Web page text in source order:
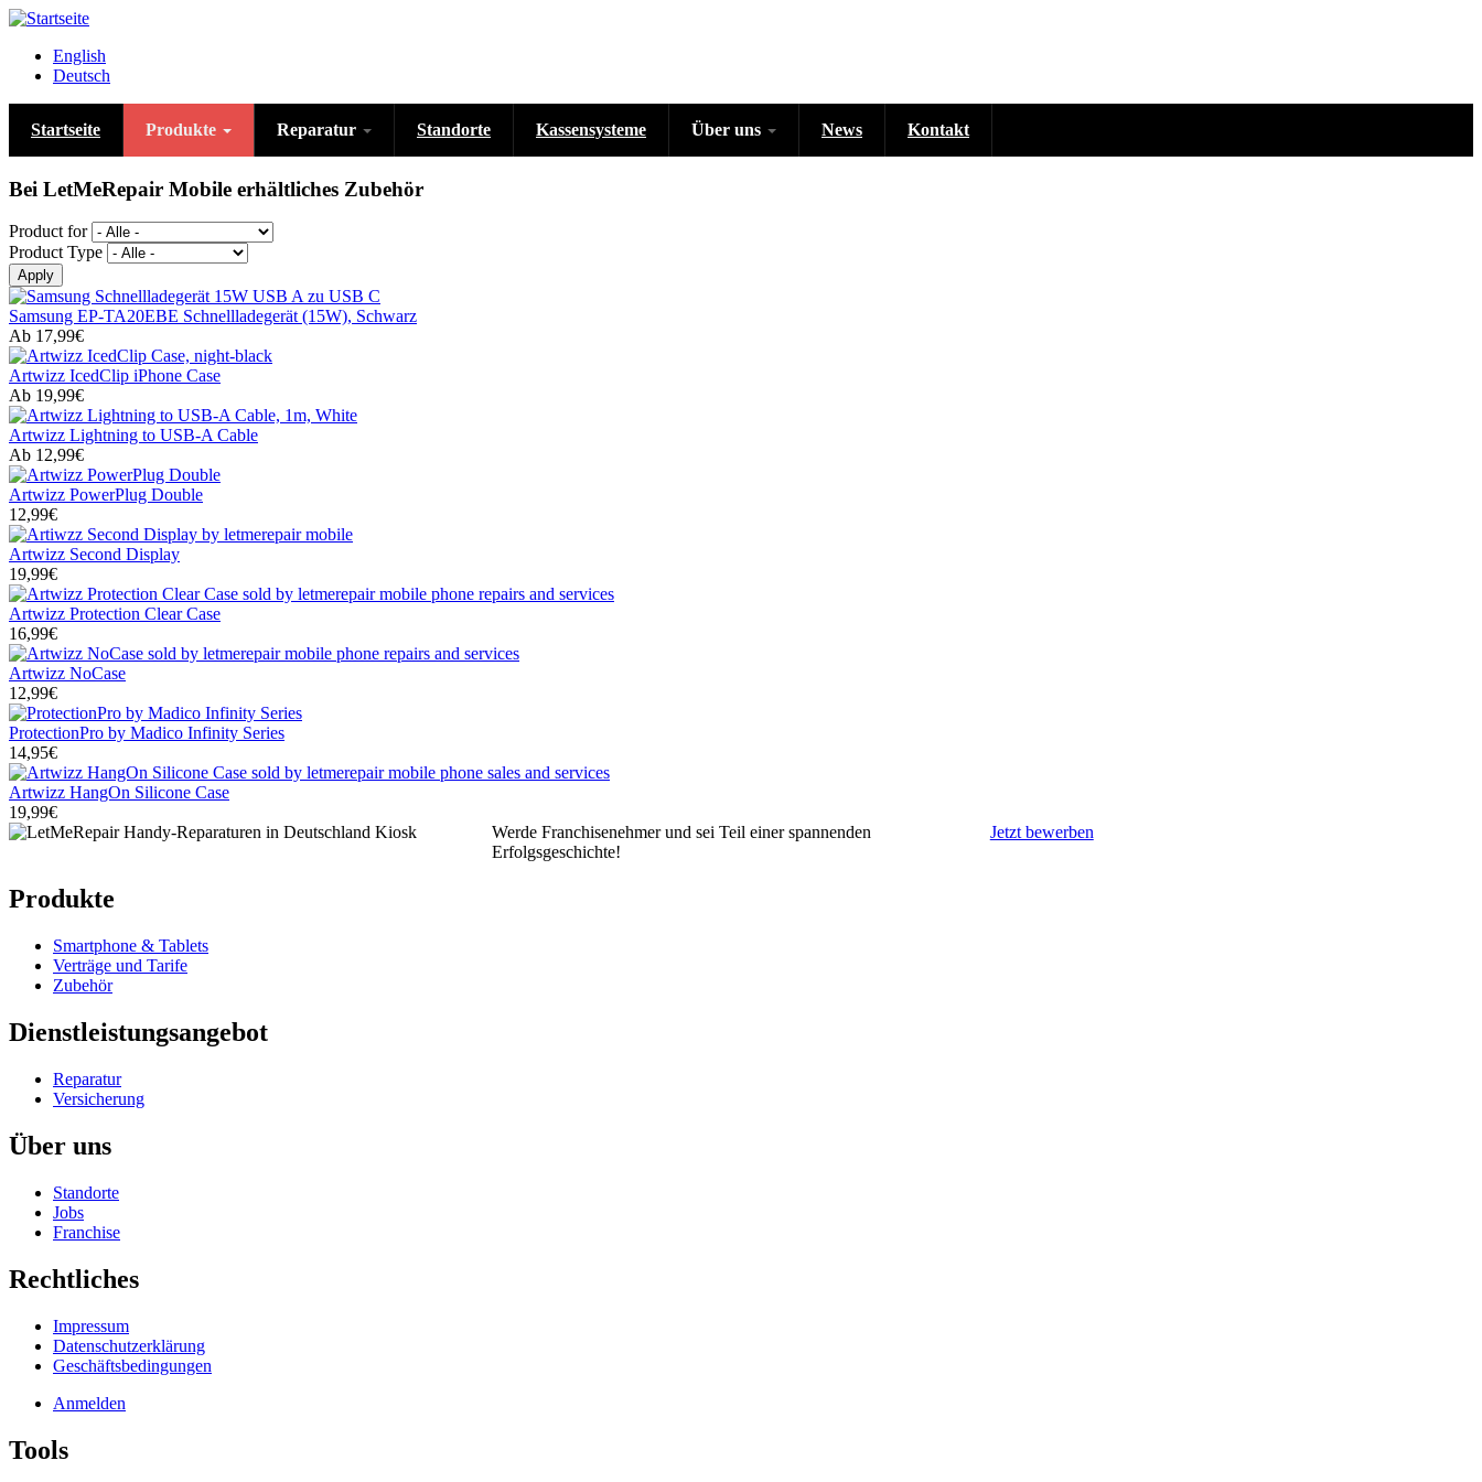
Direkt
Inhalt
English
Deutsch
Startseite Produkte Reparatur Standorte Kassensysteme Über uns News Kontakt
Bei LetMeRepair Mobile erhältliches Zubehör
Product for
Product Type
Samsung EP-TA20EBE Schnellladegerät (15W), Schwarz
Ab 17,99€
Artwizz IcedClip iPhone Case
Ab 19,99€
Artwizz Lightning to USB-A Cable
Ab 12,99€
Artwizz PowerPlug Double
12,99€
Artwizz Second Display
19,99€
Artwizz Protection Clear Case
16,99€
Artwizz NoCase
12,99€
ProtectionPro by Madico Infinity Series
14,95€
Artwizz HangOn Silicone Case
19,99€
Werde Franchisenehmer und sei Teil einer spannenden
Erfolgsgeschichte!
Jetzt bewerben
Produkte
Smartphone & Tablets
Verträge und Tarife
Zubehör
Dienstleistungsangebot
Reparatur
Versicherung
Über uns
Standorte
Jobs
Franchise
Rechtliches
Impressum
Datenschutzerklärung
Geschäftsbedingungen
account
Anmelden
Tools